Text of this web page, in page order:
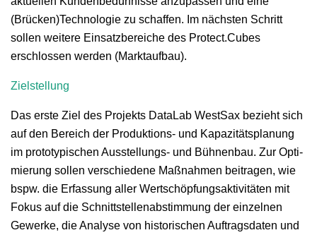
(Brücken)Technologie zu schaf­fen. Im näch­sten Schritt
sollen weit­ere Ein­satzbere­iche des Protect.Cubes
erschlossen wer­den (Mark­tauf­bau).
Ziel­stel­lung
Das erste Ziel des Pro­jek­ts Data­L­ab West­Sax bezieht sich
auf den Bere­ich der Pro­duk­tions- und Kapaz­ität­s­pla­nung
im pro­to­typ­is­chen Ausstel­lungs- und Büh­nen­bau. Zur Opti­
mierung sollen ver­schiedene Maß­nah­men beitra­gen, wie
bspw. die Erfas­sung aller Wertschöp­fungsak­tiv­itäten mit
Fokus auf die Schnittstel­len­ab­stim­mung der einzel­nen
Gew­erke, die Analyse von his­torischen Auf­trags­dat­en und